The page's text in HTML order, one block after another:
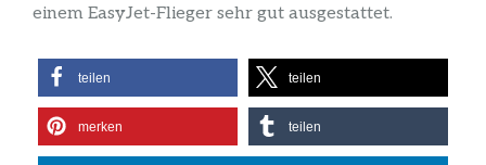
einem EasyJet-Flieger sehr gut ausgestattet.
teilen teilen
merken teilen